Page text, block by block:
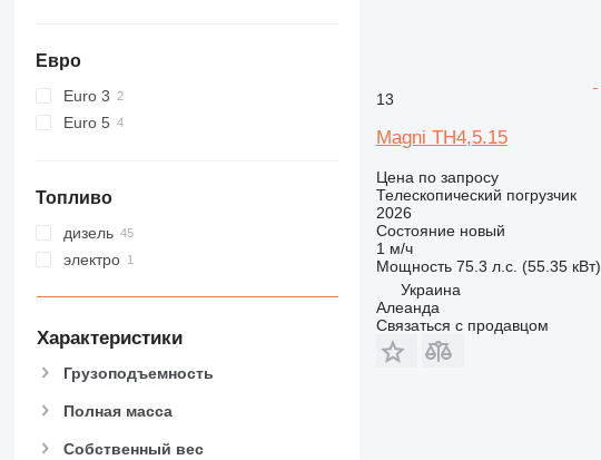
Евро
Euro 3
Euro 5
Топливо
дизель
электро
Характеристики
Грузоподъемность
Полная масса
Собственный вес
13
Magni TH4,5.15
Цена по запросу
Телескопический погрузчик
2026
Состояниеновый
1 м/ч
Мощность 75.3 л.с. (55.35 кВт)
Украина
Алеанда
Связаться с продавцом